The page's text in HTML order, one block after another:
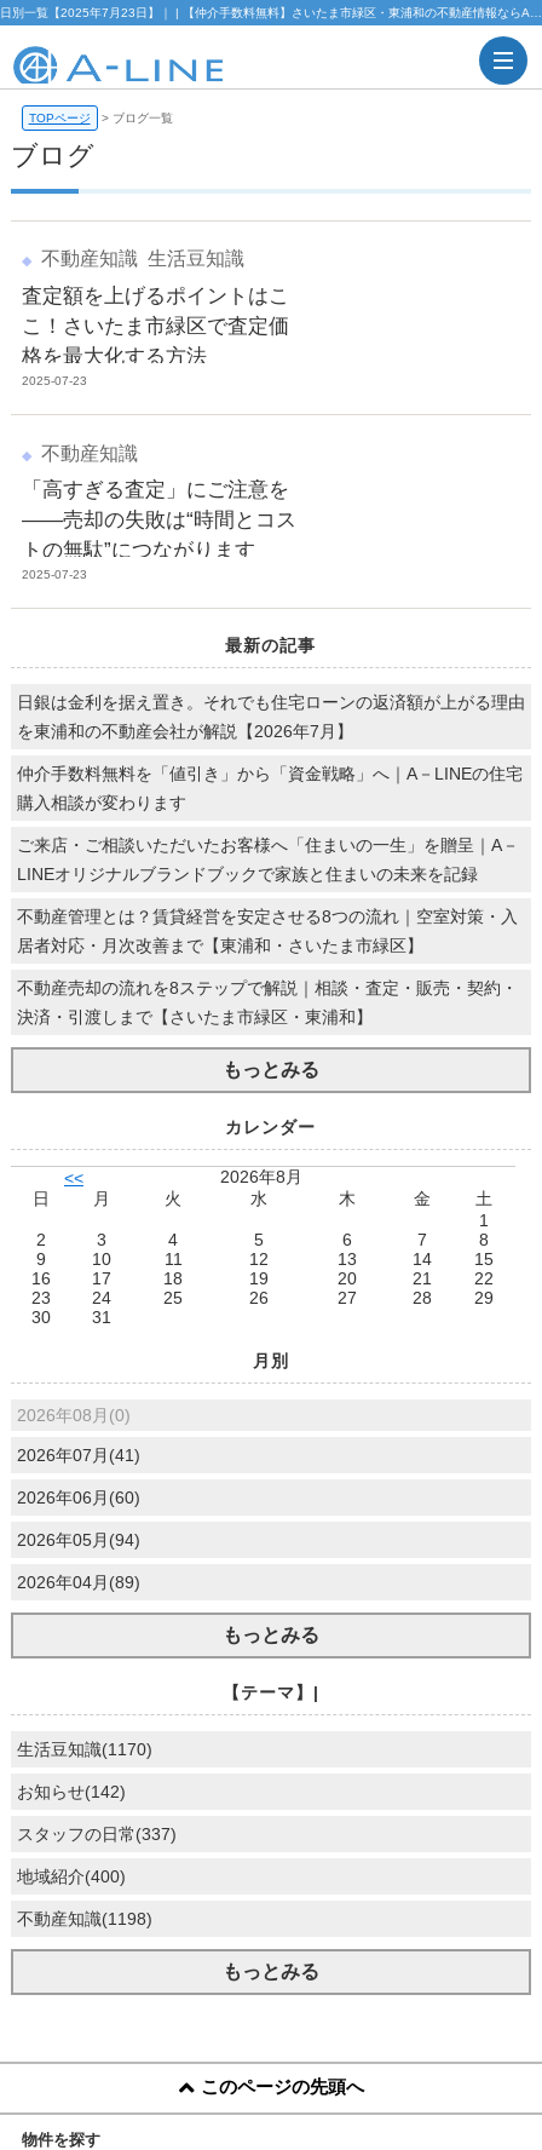
TOPページ > ブログ一覧
ブログ
不動産知識 生活豆知識
査定額を上げるポイントはこ
こ！さいたま市緑区で査定価
格を最大化する方法
2025-07-23
不動産知識
「高すぎる査定」にご注意を
――売却の失敗は“時間とコス
トの無駄”につながります
2025-07-23
最新の記事
日銀は金利を据え置き。それでも住宅ローンの返済額が上がる理由
を東浦和の不動産会社が解説【2026年7月】
仲介手数料無料を「値引き」から「資金戦略」へ｜A－LINEの住宅
購入相談が変わります
ご来店・ご相談いただいたお客様へ「住まいの一生」を贈呈｜A－
LINEオリジナルブランドブックで家族と住まいの未来を記録
不動産管理とは？賃貸経営を安定させる8つの流れ｜空室対策・入
居者対応・月次改善まで【東浦和・さいたま市緑区】
不動産売却の流れを8ステップで解説｜相談・査定・販売・契約・
決済・引渡しまで【さいたま市緑区・東浦和】
もっとみる
カレンダー
<<
2026年8月
日
月 火 水 木 金
土
1
2
3 4 5 6 7
8
9
10 11 12 13 14
15
16
17 18 19 20 21
22
23
24 25 26 27 28
29
30
31
月別
2026年08月(0)
2026年07月(41)
2026年06月(60)
2026年05月(94)
2026年04月(89)
もっとみる
【テーマ】|
生活豆知識(1170)
お知らせ(142)
スタッフの日常(337)
地域紹介(400)
不動産知識(1198)
もっとみる
このページの先頭へ
物件を探す